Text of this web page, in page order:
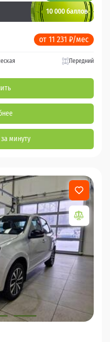
10 000 баллов
от 11 231 ₽/мес
Передний
минуту